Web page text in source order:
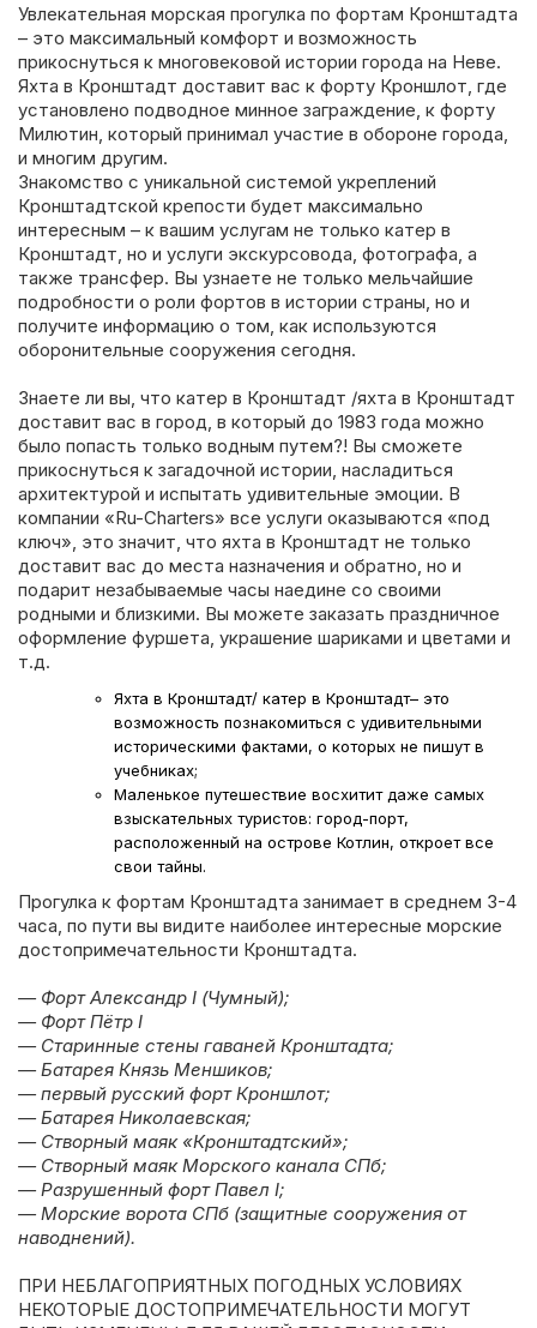
Увлекательная морская прогулка по фортам Кронштадта
– это максимальный комфорт и возможность
прикоснуться к многовековой истории города на Неве.
Яхта в Кронштадт доставит вас к форту Кроншлот, где
установлено подводное минное заграждение, к форту
Милютин, который принимал участие в обороне города,
и многим другим.
Знакомство с уникальной системой укреплений
Кронштадтской крепости будет максимально
интересным – к вашим услугам не только катер в
Кронштадт, но и услуги экскурсовода, фотографа, а
также трансфер. Вы узнаете не только мельчайшие
подробности о роли фортов в истории страны, но и
получите информацию о том, как используются
оборонительные сооружения сегодня.
Знаете ли вы, что катер в Кронштадт /яхта в Кронштадт
доставит вас в город, в который до 1983 года можно
было попасть только водным путем?! Вы сможете
прикоснуться к загадочной истории, насладиться
архитектурой и испытать удивительные эмоции. В
компании «Ru-Charters» все услуги оказываются «под
ключ», это значит, что яхта в Кронштадт не только
доставит вас до места назначения и обратно, но и
подарит незабываемые часы наедине со своими
родными и близкими. Вы можете заказать праздничное
оформление фуршета, украшение шариками и цветами и
т.д.
Яхта в Кронштадт/ катер в Кронштадт– это
возможность познакомиться с удивительными
историческими фактами, о которых не пишут в
учебниках;
Маленькое путешествие восхитит даже самых
взыскательных туристов: город-порт,
расположенный на острове Котлин, откроет все
свои тайны.
Прогулка к фортам Кронштадта занимает в среднем 3-4
часа, по пути вы видите наиболее интересные морские
достопримечательности Кронштадта.
— Форт Александр І (Чумный);
— Форт Пётр І
— Старинные стены гаваней Кронштадта;
— Батарея Князь Меншиков;
— первый русский форт Кроншлот;
— Батарея Николаевская;
— Створный маяк «Кронштадтский»;
— Створный маяк Морского канала СПб;
— Разрушенный форт Павел І;
— Морские ворота СПб (защитные сооружения от
наводнений).
ПРИ НЕБЛАГОПРИЯТНЫХ ПОГОДНЫХ УСЛОВИЯХ
НЕКОТОРЫЕ ДОСТОПРИМЕЧАТЕЛЬНОСТИ МОГУТ